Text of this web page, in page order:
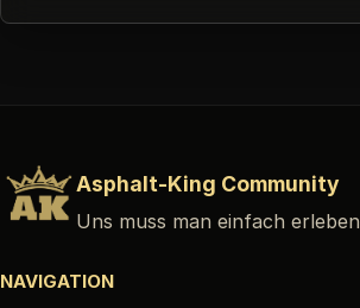
Asphalt-King Community
Uns muss man einfach erleben
NAVIGATION